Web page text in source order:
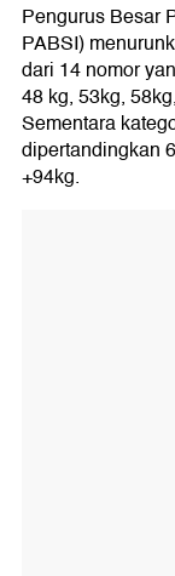
Pengurus Besar
PABSI)
dari 14 nomor
48 kg, 53kg,
Sementara
dipertandingkan
+94kg.